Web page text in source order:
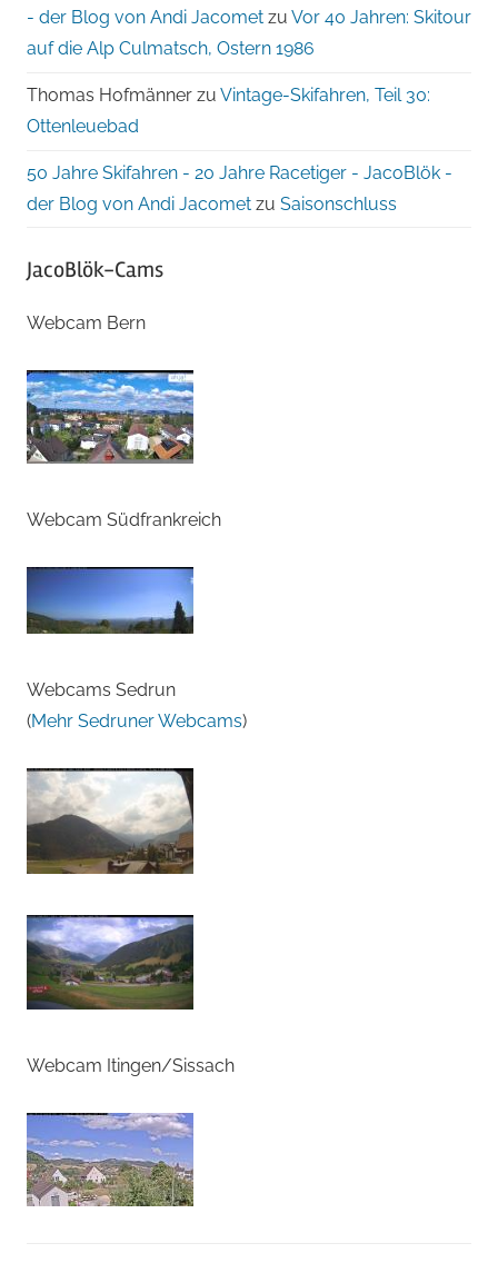
- der Blog von Andi Jacomet zu Vor 40 Jahren: Skitour
auf die Alp Culmatsch, Ostern 1986
Thomas Hofmänner zu Vintage-Skifahren, Teil 30:
Ottenleuebad
50 Jahre Skifahren - 20 Jahre Racetiger - JacoBlök -
der Blog von Andi Jacomet zu Saisonschluss
JacoBlök-Cams
Webcam Bern
Webcam Südfrankreich
Webcams Sedrun
(Mehr Sedruner Webcams)
Webcam Itingen/Sissach